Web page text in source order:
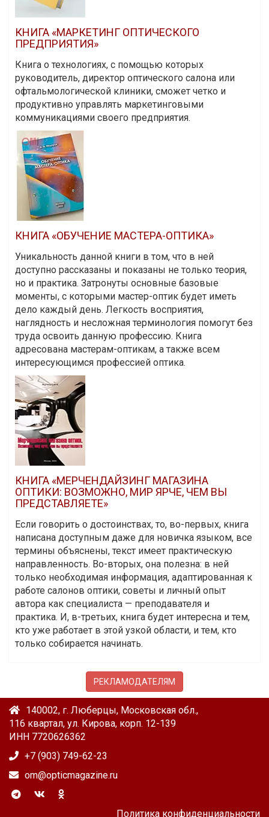
КНИГА «МАРКЕТИНГ ОПТИЧЕСКОГО
ПРЕДПРИЯТИЯ»
Книга о технологиях, с помощью которых
руководитель, директор оптического салона или
офтальмологической клиники, сможет четко и
продуктивно управлять маркетинговыми
коммуникациями своего предприятия.
КНИГА «ОБУЧЕНИЕ МАСТЕРА-ОПТИКА»
Уникальность данной книги в том, что в ней
доступно рассказаны и показаны не только теория,
но и практика. Затронуты основные базовые
моменты, с которыми мастер-оптик будет иметь
дело каждый день. Легкость восприятия,
наглядность и несложная терминология помогут без
труда освоить данную профессию. Книга
адресована мастерам-оптикам, а также всем
интересующимся профессией оптика.
КНИГА «МЕРЧЕНДАЙЗИНГ МАГАЗИНА
ОПТИКИ: ВОЗМОЖНО, МИР ЯРЧЕ, ЧЕМ ВЫ
ПРЕДСТАВЛЯЕТЕ»
Если говорить о достоинствах, то, во-первых, книга
написана доступным даже для новичка языком, все
термины объяснены, текст имеет практическую
направленность. Во-вторых, она полезна: в ней
только необходимая информация, адаптированная к
работе салонов оптики, советы и личный опыт
автора как специалиста — преподавателя и
практика. И, в-третьих, книга будет интересна и тем,
кто уже работает в этой узкой области, и тем, кто
только собирается начинать.
РЕКЛАМОДАТЕЛЯМ
140002, г. Люберцы, Московская обл.,
116 квартал, ул. Кирова, корп. 12-139
ИНН 7720626362
+7 (903) 749-62-23
om@opticmagazine.ru
Политика конфиденциальности